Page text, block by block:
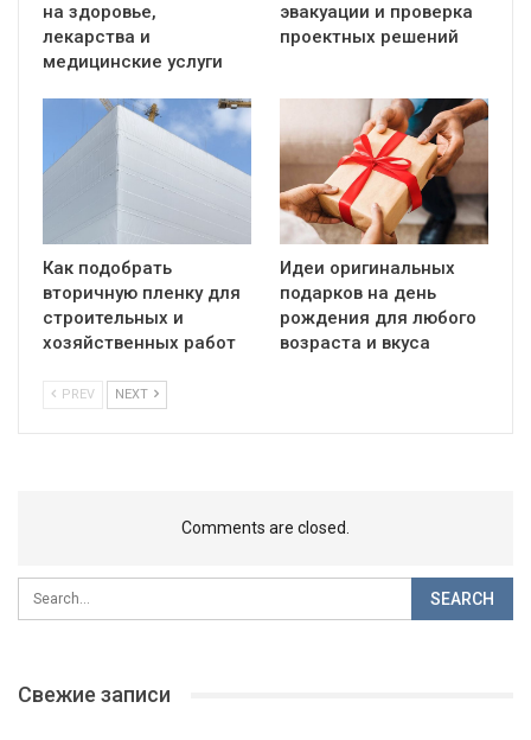
на здоровье,
лекарства и
медицинские услуги
эвакуации и проверка
проектных решений
Как подобрать
вторичную пленку для
строительных и
хозяйственных работ
Идеи оригинальных
подарков на день
рождения для любого
возраста и вкуса
PREV NEXT
Comments are closed.
Свежие записи